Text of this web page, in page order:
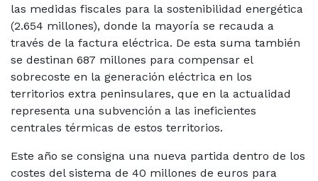
las medidas fiscales para la sostenibilidad energética
(2.654 millones), donde la mayoría se recauda a
través de la factura eléctrica. De esta suma también
se destinan 687 millones para compensar el
sobrecoste en la generación eléctrica en los
territorios extra peninsulares, que en la actualidad
representa una subvención a las ineficientes
centrales térmicas de estos territorios.
Este año se consigna una nueva partida dentro de los
costes del sistema de 40 millones de euros para